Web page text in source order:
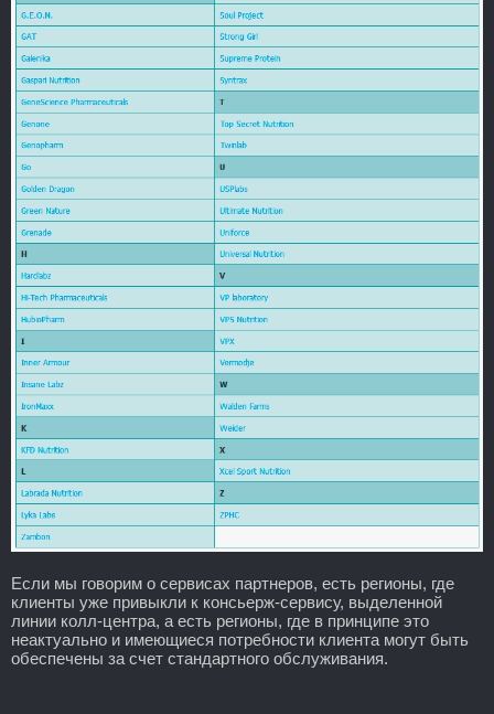
Если мы говорим о сервисах партнеров, есть регионы, где
клиенты уже привыкли к консьерж-сервису, выделенной
линии колл-центра, а есть регионы, где в принципе это
неактуально и имеющиеся потребности клиента могут быть
обеспечены за счет стандартного обслуживания.